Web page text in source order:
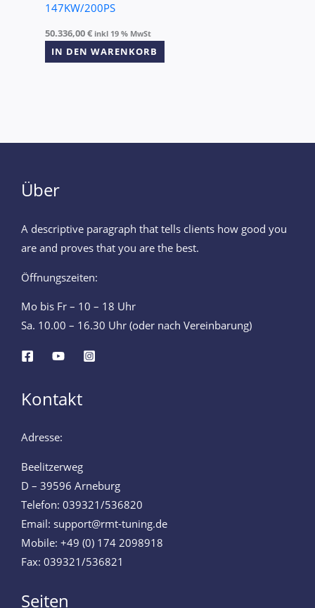
147KW/200PS
50.336,00€ inkl 19 % MwSt
IN DEN WARENKORB
Über
A descriptive paragraph that tells clients how good you
are and proves that you are the best.
Öffnungszeiten:
Mo bis Fr – 10 – 18 Uhr
Sa. 10.00 – 16.30 Uhr (oder nach Vereinbarung)
Kontakt
Adresse:
Beelitzerweg
D – 39596 Arneburg
Telefon: 039321/536820
Email: support@rmt-tuning.de
Mobile: +49 (0) 174 2098918
Fax: 039321/536821
Seiten